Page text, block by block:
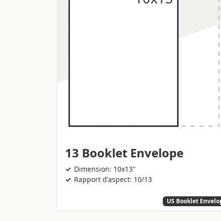
13 Booklet Envelope
Dimension: 10x13"
Rapport d'aspect: 10/13
US Booklet